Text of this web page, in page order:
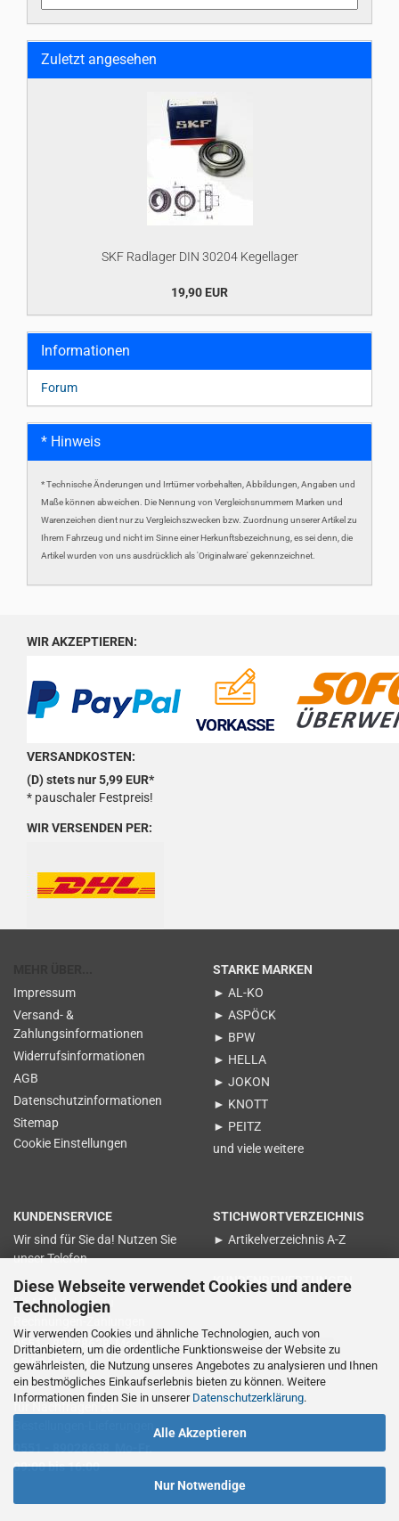
Diese Webseite verwendet Cookies und andere
Technologien
Wir verwenden Cookies und ähnliche Technologien, auch von
Drittanbietern, um die ordentliche Funktionsweise der Website zu
gewährleisten, die Nutzung unseres Angebotes zu analysieren und Ihnen
ein bestmögliches Einkaufserlebnis bieten zu können. Weitere
Informationen finden Sie in unserer Datenschutzerklärung.
Alle Akzeptieren
Nur Notwendige
Zuletzt angesehen
SKF Radlager DIN 30204 Kegellager
19,90 EUR
Informationen
Forum
* Hinweis
* Technische Änderungen und Irrtümer vorbehalten, Abbildungen, Angaben und
Maße können abweichen. Die Nennung von Vergleichsnummern Marken und
Warenzeichen dient nur zu Vergleichszwecken bzw. Zuordnung unserer Artikel zu
Ihrem Fahrzeug und nicht im Sinne einer Herkunftsbezeichnung, es sei denn, die
Artikel wurden von uns ausdrücklich als 'Originalware' gekennzeichnet.
WIR AKZEPTIEREN:
VERSANDKOSTEN:
(D) stets nur 5,99 EUR*
* pauschaler Festpreis!
WIR VERSENDEN PER:
Impressum
Versand- &
Zahlungsinformationen
Widerrufsinformationen
AGB
Datenschutzinformationen
Sitemap
Cookie Einstellungen
STARKE MARKEN
► AL-KO
► ASPÖCK
► BPW
► HELLA
► JOKON
► KNOTT
► PEITZ
und viele weitere
KUNDENSERVICE
Wir sind für Sie da! Nutzen Sie
unser Telefon
für Nachfragen zu
0551 - 89028638 Mo-Fr.
15:00 bis 17:00
0551 - 89028638 Mo-Fr.
09:00 bis 16:00
STICHWORTVERZEICHNIS
► Artikelverzeichnis A-Z
KUNDENBEWERTUNGEN
Vertrag widerrufen